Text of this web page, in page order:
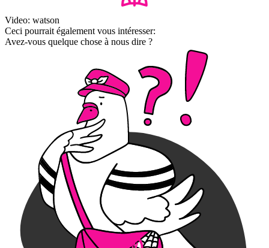
Video: watson
Ceci pourrait également vous intéresser:
Avez-vous quelque chose à nous dire ?